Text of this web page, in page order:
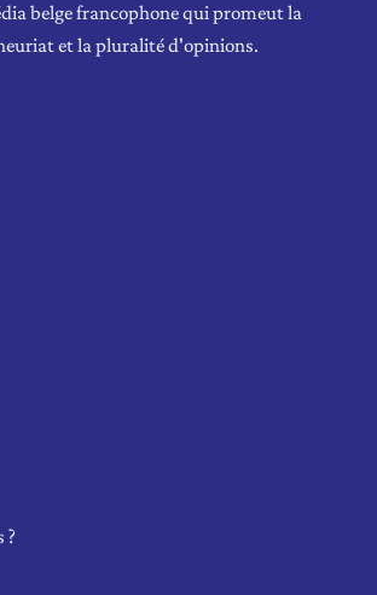
belge francophone qui promeut la
et la pluralité d'opinions.
?